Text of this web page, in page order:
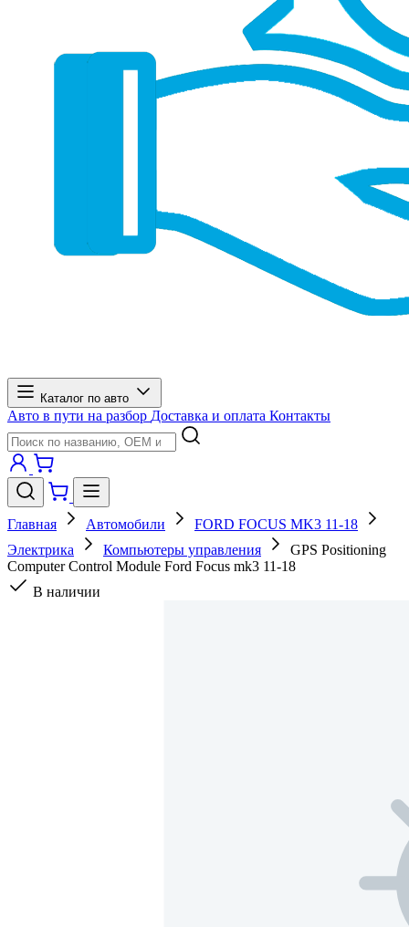
Каталог по авто
Авто в пути на разбор Доставка и оплата Контакты
Главная Автомобили
FORD FOCUS MK3 11-18
Электрика
Компьютеры управления
GPS Positioning
Computer Control Module Ford Focus mk3 11-18
В наличии